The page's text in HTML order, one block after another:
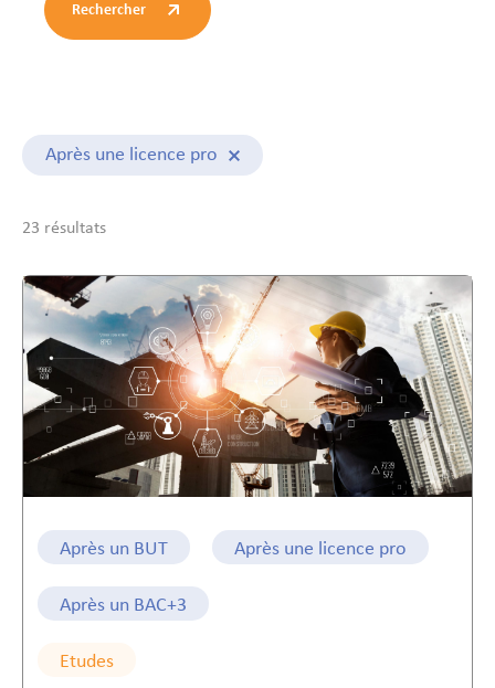
Rechercher
Après une licence pro
23 résultats
Après un BUT Après une licence pro
Après un BAC+3
Etudes